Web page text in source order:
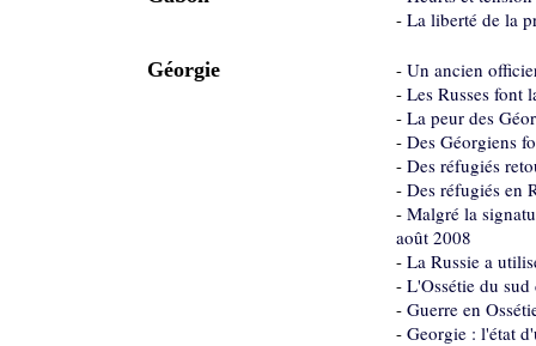
- La liberté de la
Géorgie - Un ancien
- Les Russes font
- La peur des
- Des Géorgiens
- Des réfugiés
- Des réfugiés en
- Malgré la
août 2008
- La Russie a
- L'Ossétie du
- Guerre en
- Georgie : l'état